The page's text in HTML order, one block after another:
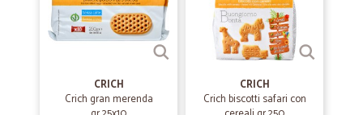
28/06/2020
—Vittorio C.
Ordine arrivato in 72h.Ottimo venditore…
CRICH
Crich gran merenda
CRICH
Crich biscotti safari con